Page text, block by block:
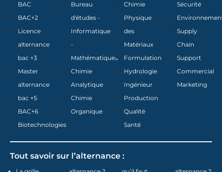
BAC
BAC+2
Licence
alternance
bac +3
Master
alternance
bac +5
BAC+6
Biotechnologies
Bureau
d'études -
Informatique
-
Mathématiques
Chimie
Analytique
Chimie
Organique
Chimie
Physique
des
Matériaux
Formulation
Hydrologie
Ingénieur
Production
Qualité
Santé
Sécurité
Supply
Chain
Support
Commercial
Marketing
Tout savoir sur l’alternance :